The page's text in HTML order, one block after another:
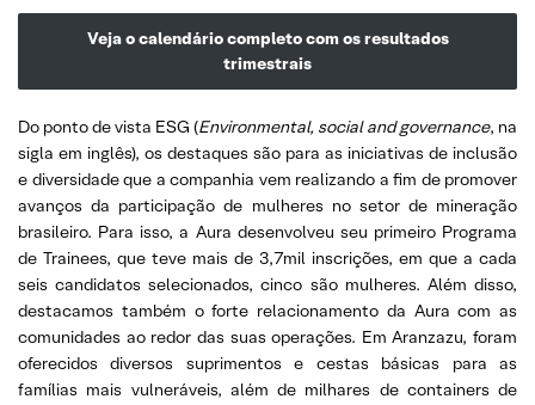
Veja o calendário completo com os resultados
trimestrais
Do ponto de vista ESG (Environmental, social and governance, na
sigla em inglês), os destaques são para as iniciativas de inclusão
e diversidade que a companhia vem realizando a fim de promover
avanços da participação de mulheres no setor de mineração
brasileiro. Para isso, a Aura desenvolveu seu primeiro Programa
de Trainees, que teve mais de 3,7mil inscrições, em que a cada
seis candidatos selecionados, cinco são mulheres. Além disso,
destacamos também o forte relacionamento da Aura com as
comunidades ao redor das suas operações. Em Aranzazu, foram
oferecidos diversos suprimentos e cestas básicas para as
famílias mais vulneráveis, além de milhares de containers de